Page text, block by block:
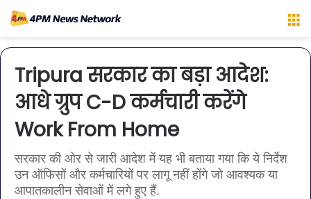
Tripura सरकार का बड़ा आदेश:
आधे ग्रुप C-D कर्मचारी करेंगे
Work From Home
सरकार की ओर से जारी आदेश में यह भी बताया गया कि ये निर्देश
उन ऑफिसों और कर्मचारियों पर लागू नहीं होंगे जो आवश्यक या
आपातकालीन सेवाओं में लगे हुए हैं.